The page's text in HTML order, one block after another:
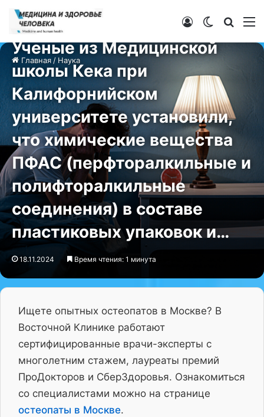
Switch skin
Войти
Главная/ Наука
Наука
Ученые из Медицинской
школы Кека при
Калифорнийском
университете установили,
что химические вещества
ПФАС (перфторалкильные и
полифторалкильные
соединения) в составе
пластиковых упаковок и…
18.11.2024 Время чтения: 1 минута
Ищете опытных остеопатов в Москве? В
Восточной Клинике работают
сертифицированные врачи-эксперты с
многолетним стажем, лауреаты премий
ПроДокторов и СберЗдоровья. Ознакомиться
со специалистами можно на странице
остеопаты в Москве.